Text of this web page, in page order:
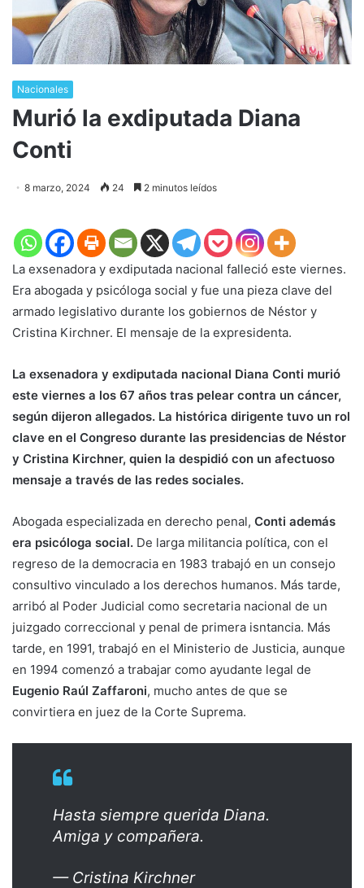
Nacionales
Murió la exdiputada Diana
Conti
8 marzo, 2024 24 2 minutos leídos
La exsenadora y exdiputada nacional falleció este viernes.
Era abogada y psicóloga social y fue una pieza clave del
armado legislativo durante los gobiernos de Néstor y
Cristina Kirchner. El mensaje de la expresidenta.
La exsenadora y exdiputada nacional Diana Conti murió
este viernes a los 67 años tras pelear contra un cáncer,
según dijeron allegados. La histórica dirigente tuvo un rol
clave en el Congreso durante las presidencias de Néstor
y Cristina Kirchner, quien la despidió con un afectuoso
mensaje a través de las redes sociales.
Abogada especializada en derecho penal, Conti además
era psicóloga social. De larga militancia política, con el
regreso de la democracia en 1983 trabajó en un consejo
consultivo vinculado a los derechos humanos. Más tarde,
arribó al Poder Judicial como secretaria nacional de un
juizgado correccional y penal de primera isntancia. Más
tarde, en 1991, trabajó en el Ministerio de Justicia, aunque
en 1994 comenzó a trabajar como ayudante legal de
Eugenio Raúl Zaffaroni, mucho antes de que se
convirtiera en juez de la Corte Suprema.
Hasta siempre querida Diana.
Amiga y compañera.
— Cristina Kirchner